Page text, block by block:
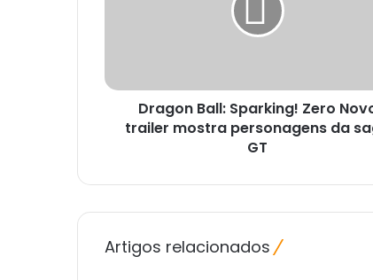
da
Dragon Ball: Sparking! Zero
trailer mostra personagens da
GT
Artigos relacionados